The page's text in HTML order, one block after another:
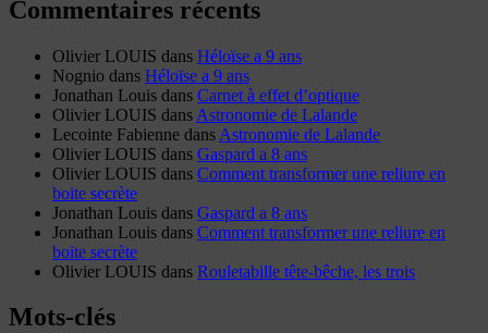
Commentaires récents
Olivier LOUIS dans Héloïse a 9 ans
Nognio dans Héloïse a 9 ans
Jonathan Louis dans Carnet à effet d’optique
Olivier LOUIS dans Astronomie de Lalande
Lecointe Fabienne dans Astronomie de Lalande
Olivier LOUIS dans Gaspard a 8 ans
Olivier LOUIS dans Comment transformer une reliure en
boite secrète
Jonathan Louis dans Gaspard a 8 ans
Jonathan Louis dans Comment transformer une reliure en
boite secrète
Olivier LOUIS dans Rouletabille tête-bêche, les trois
Mots-clés